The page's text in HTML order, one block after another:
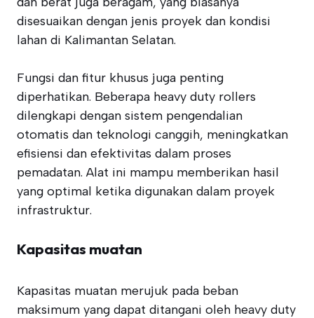
disesuaikan dengan jenis proyek dan kondisi
lahan di Kalimantan Selatan.
Fungsi dan fitur khusus juga penting
diperhatikan. Beberapa heavy duty rollers
dilengkapi dengan sistem pengendalian
otomatis dan teknologi canggih, meningkatkan
efisiensi dan efektivitas dalam proses
pemadatan. Alat ini mampu memberikan hasil
yang optimal ketika digunakan dalam proyek
infrastruktur.
Kapasitas muatan
Kapasitas muatan merujuk pada beban
maksimum yang dapat ditangani oleh heavy duty